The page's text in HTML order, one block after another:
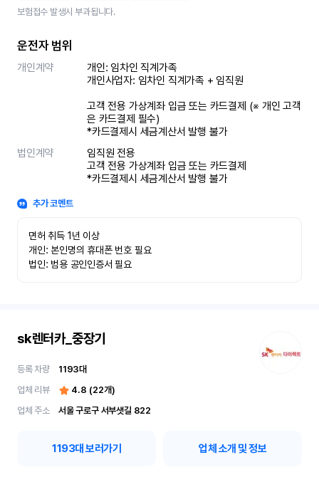
보험접수 발생시 부과됩니다.
운전자 범위
개인계약
개인: 임차인 직계가족
개인사업자: 임차인 직계가족 + 임직원
고객 전용 가상계좌 입금 또는 카드결제 (※ 개인 고객
은 카드결제 필수)
*카드결제시 세금계산서 발행 불가
법인계약
임직원 전용
고객 전용 가상계좌 입금 또는 카드결제
*카드결제시 세금계산서 발행 불가
추가 코멘트
면허 취득 1년 이상
개인: 본인명의 휴대폰 번호 필요
법인: 범용 공인인증서 필요
sk렌터카_중장기
등록 차량 1193대
업체 리뷰
4.8 (22개)
업체 주소
서울 구로구 서부샛길 822
1193대 보러가기 업체 소개 및 정보